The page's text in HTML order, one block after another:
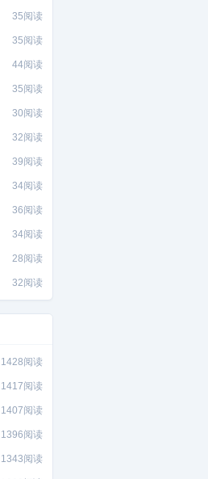
35阅读
35阅读
44阅读
35阅读
30阅读
32阅读
39阅读
34阅读
36阅读
34阅读
28阅读
32阅读
1428阅读
1417阅读
1407阅读
1396阅读
1343阅读